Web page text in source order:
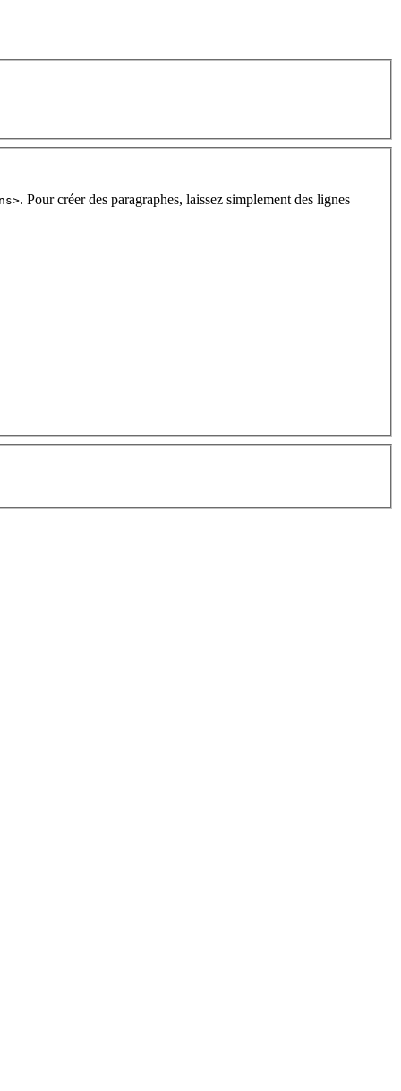
. Pour créer des paragraphes, laissez simplement des lignes